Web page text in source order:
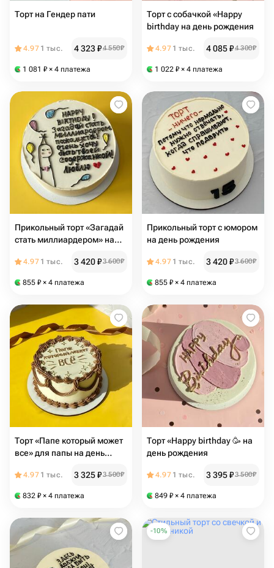
Торт на Гендер пати
4.97 1 тыс. 4 323₽4 550₽
1 081 ₽ × 4 платежа
Торт с собачкой «Happy
birthday на день рождения
4.97 1 тыс. 4 085₽4 300₽
1 022 ₽ × 4 платежа
Прикольный торт «Загадай
стать миллиардером» на
4.97 1 тыс. 3 420₽3 600₽
855 ₽ × 4 платежа
Прикольный торт с юмором
на день рождения
4.97 1 тыс. 3 420₽3 600₽
855 ₽ × 4 платежа
Торт «Папе который может
все» для папы на день
праздник
4.97 1 тыс. 3 325₽3 500₽
832 ₽ × 4 платежа
Торт «Happy birthday 🥳 на
день рождения
4.97 1 тыс. 3 395₽3 500₽
849 ₽ × 4 платежа
-10%